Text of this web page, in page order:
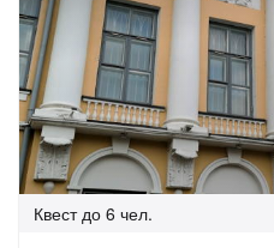
Квест до 6 чел.